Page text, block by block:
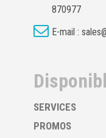
870977
E-mail :
SERVICES
PROMOS